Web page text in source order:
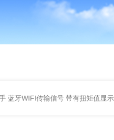
蓝牙WIFI传输信号 带有扭矩值显